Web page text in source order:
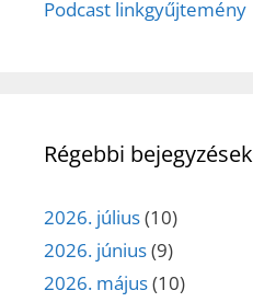
Podcast linkgyűjtemény
Régebbi bejegyzések
2026. július(10)
2026. június(9)
2026. május(10)